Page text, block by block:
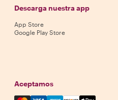
Descarga nuestra app
App Store
Google Play Store
Aceptamos